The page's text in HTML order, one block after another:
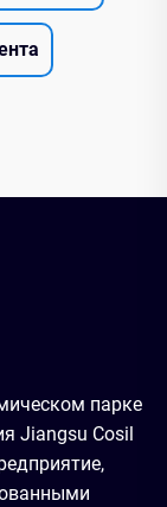
парке
Jiangsu Cosil